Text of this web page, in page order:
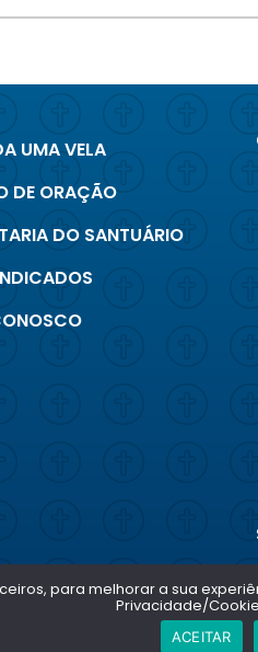
UMA VELA
DE ORAÇÃO
DO SANTUÁRIO
para melhorar a sua
Privacidade/
ACEITAR